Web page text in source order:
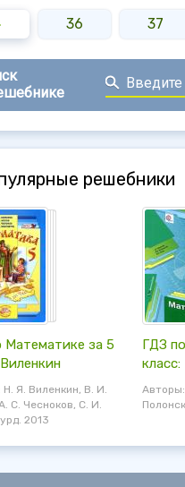
36 37
решебники
Математике за 5
Я. Виленкин, В. И.
С. Чесноков, С. И.
2013
ГДЗ